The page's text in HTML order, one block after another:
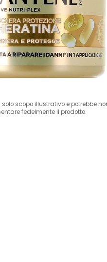
ingrandire
scopo illustrativo e potrebbe
fedelmente il prodotto.